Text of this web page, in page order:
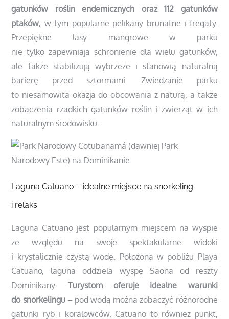
gatunków roślin endemicznych oraz 112 gatunków
ptaków, w tym popularne pelikany brunatne i fregaty.
Przepiękne lasy mangrowe w parku
nie tylko zapewniają schronienie dla wielu gatunków,
ale także stabilizują wybrzeże i stanowią naturalną
barierę przed sztormami. Zwiedzanie parku
to niesamowita okazja do obcowania z naturą, a także
zobaczenia rzadkich gatunków roślin i zwierząt w ich
naturalnym środowisku.
Laguna Catuano – idealne miejsce na snorkeling
i relaks
Laguna Catuano jest popularnym miejscem na wyspie
ze względu na swoje spektakularne widoki
i krystalicznie czystą wodę. Położona w pobliżu Playa
Catuano, laguna oddziela wyspę Saona od reszty
Dominikany. Turystom oferuje idealne warunki
do snorkelingu– pod wodą można zobaczyć różnorodne
gatunki ryb i koralowców. Catuano to również punkt,